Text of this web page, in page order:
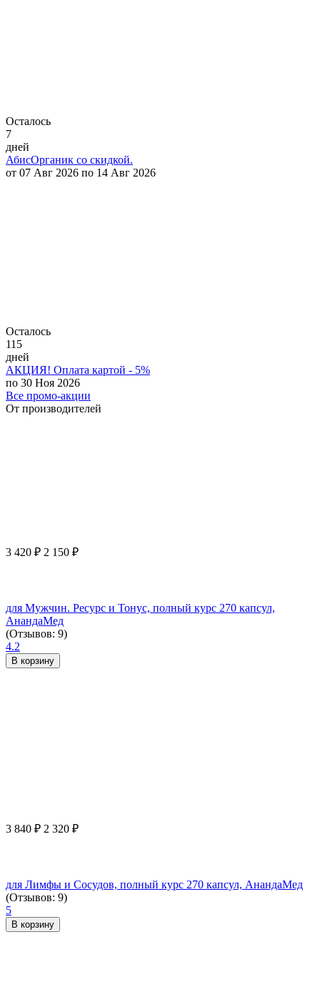
Осталось
7
дней
АбисОрганик со скидкой.
от 07 Авг 2026 по 14 Авг 2026
Осталось
115
дней
АКЦИЯ! Оплата картой - 5%
по 30 Ноя 2026
Все промо-акции
От производителей
3 420 ₽ 2 150 ₽
для Мужчин. Ресурс и Тонус, полный курс 270 капсул,
АнандаМед
(Отзывов: 9)
4.2
В корзину
3 840 ₽ 2 320 ₽
для Лимфы и Сосудов, полный курс 270 капсул, АнандаМед
(Отзывов: 9)
5
В корзину